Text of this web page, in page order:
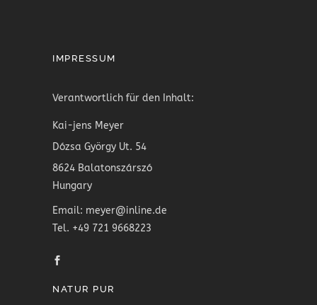
IMPRESSUM
Verantwortlich für den Inhalt:
Kai-jens Meyer
Dózsa György Ut. 54
8624 Balatonszárszó
Hungary
Email: meyer@inline.de
Tel. +49 721 9668223
NATUR PUR